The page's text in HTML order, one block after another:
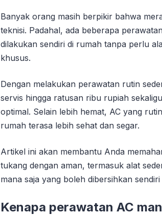
Banyak orang masih berpikir bahwa
teknisi. Padahal, ada beberapa
dilakukan sendiri di rumah tanpa perlu
khusus.
Dengan melakukan perawatan rutin
servis hingga ratusan ribu rupiah
optimal. Selain lebih hemat, AC yang
rumah terasa lebih sehat dan segar.
Artikel ini akan membantu Anda
tukang dengan aman, termasuk alat
mana saja yang boleh dibersihkan
Kenapa perawatan AC